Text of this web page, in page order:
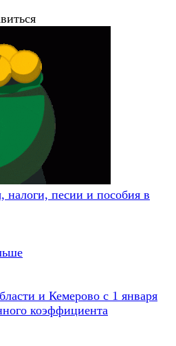
налоги, песии и пособия в
и Кемерово с 1 января
коэффициента